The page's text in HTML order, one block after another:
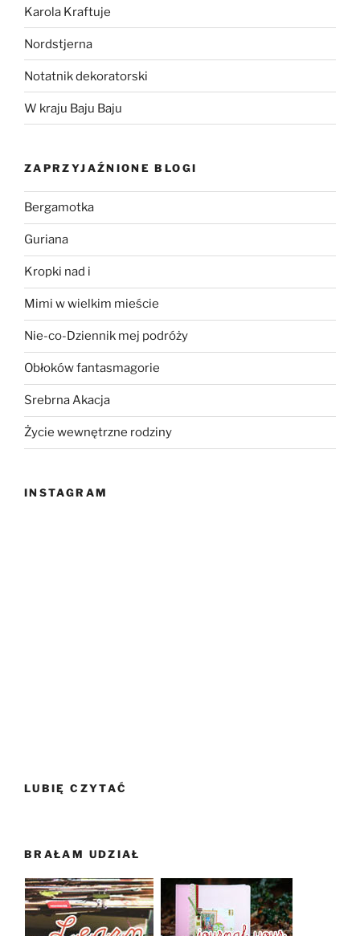
Karola Kraftuje
Nordstjerna
Notatnik dekoratorski
W kraju Baju Baju
ZAPRZYJAŹNIONE BLOGI
Bergamotka
Guriana
Kropki nad i
Mimi w wielkim mieście
Nie-co-Dziennik mej podróży
Obłoków fantasmagorie
Srebrna Akacja
Życie wewnętrzne rodziny
INSTAGRAM
LUBIĘ CZYTAĆ
BRAŁAM UDZIAŁ